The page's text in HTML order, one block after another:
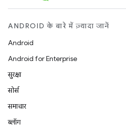
ANDROID के बारे में ज़्यादा जानें
Android
Android for Enterprise
सुरक्षा
सोर्स
समाचार
ब्लॉग